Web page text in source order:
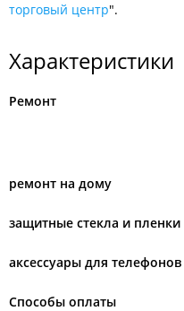
торговый центр".
Характеристики
Ремонт
ремонт на дому
защитные стекла и пленки
аксессуары для телефонов
Способы оплаты